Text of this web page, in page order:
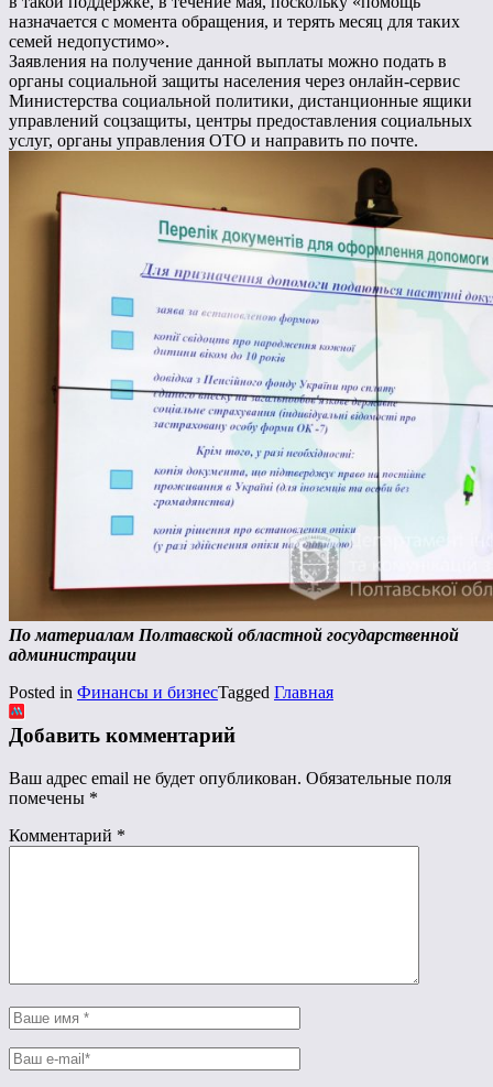
назначается с момента обращения, и терять месяц для таких
семей недопустимо».
Заявления на получение данной выплаты можно подать в
органы социальной защиты населения через онлайн-сервис
Министерства социальной политики, дистанционные ящики
управлений соцзащиты, центры предоставления социальных
услуг, органы управления ОТО и направить по почте.
По материалам Полтавской областной государственной
администрации
Posted in Финансы и бизнесTagged Главная
Добавить комментарий
Ваш адрес email не будет опубликован. Обязательные поля
помечены *
Комментарий *